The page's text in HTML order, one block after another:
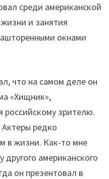
среди американской
и занятия
окнами
что на самом деле он
«Хищник»,
зрителю.
Актеры редко
в жизни. Как-то мне
американского
он презентовал в